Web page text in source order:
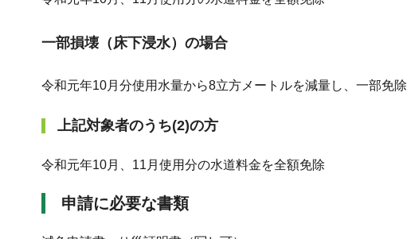
一部損壊（床下浸水）の場合
令和元年10月分使用水量から8立方メートルを減量し、一部免除
上記対象者のうち(2)の方
令和元年10月、11月使用分の水道料金を全額免除
申請に必要な書類